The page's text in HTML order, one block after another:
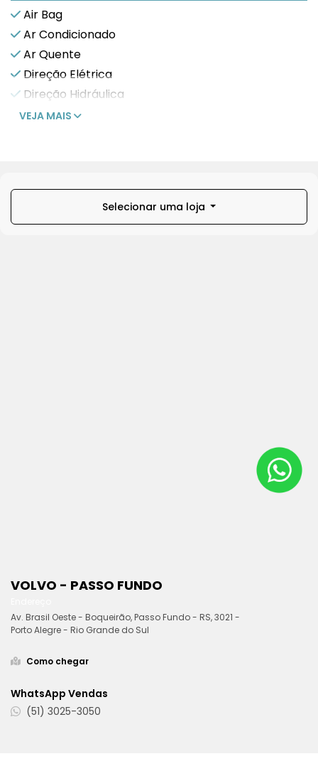
Air Bag
Ar Condicionado
Ar Quente
Direção Elétrica
Direção Hidráulica
VEJA MAIS
Selecionar uma loja
VOLVO - PASSO FUNDO
Av. Brasil Oeste - Boqueirão, Passo Fundo - RS, 3021 -
Porto Alegre - Rio Grande do Sul
Como chegar
WhatsApp Vendas
(51) 3025-3050